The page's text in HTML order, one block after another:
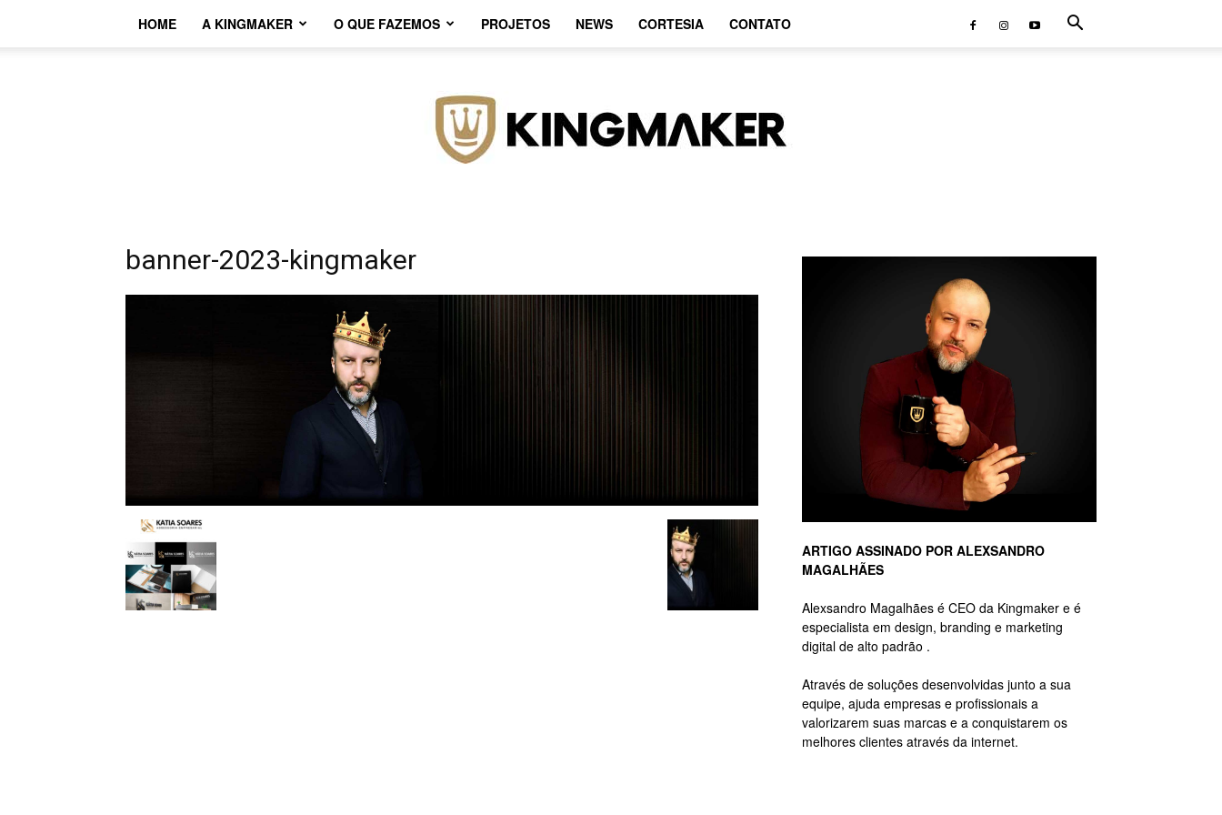
HOME A KINGMAKER O QUE FAZEMOS PROJETOS NEWS CORTESIA CONTATO
banner-2023-kingmaker
ARTIGO ASSINADO POR ALEXSANDRO
MAGALHÃES
Alexsandro Magalhães é CEO da Kingmaker e é
especialista em design, branding e marketing
digital de alto padrão .
Através de soluções desenvolvidas junto a sua
equipe, ajuda empresas e profissionais a
valorizarem suas marcas e a conquistarem os
melhores clientes através da internet.